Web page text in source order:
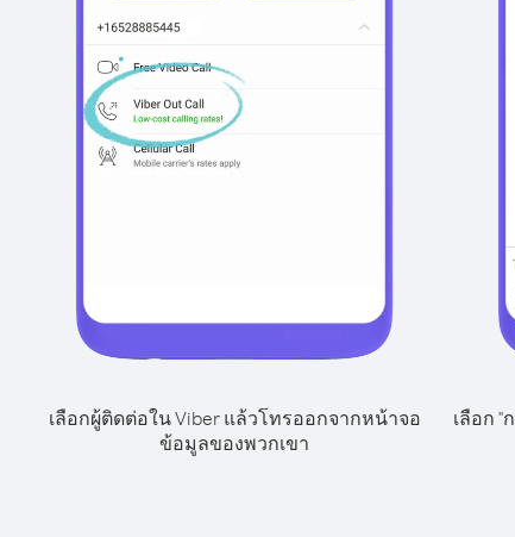
เลือกผู้ติดต่อใน Viber แล้วโทรออกจากหน้าจอ
ข้อมูลของพวกเขา
เลือก "